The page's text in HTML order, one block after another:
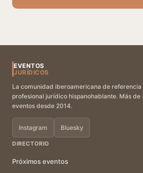
EVENTOS
JURÍDICOS
La comunidad iberoamericana de referencia
profesional jurídico hispanohablante. Más
eventos desde 2014.
Instagram Bluesky
DIRECTORIO
Próximos eventos